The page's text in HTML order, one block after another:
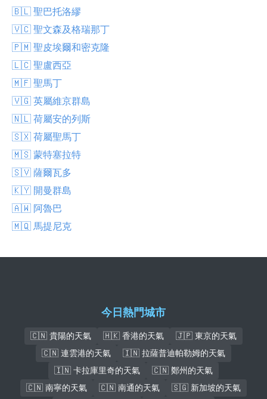
🇧🇱 聖巴托洛繆
🇻🇨 聖文森及格瑞那丁
🇵🇲 聖皮埃爾和密克隆
🇱🇨 聖盧西亞
🇲🇫 聖馬丁
🇻🇬 英屬維京群島
🇳🇱 荷屬安的列斯
🇸🇽 荷屬聖馬丁
🇲🇸 蒙特塞拉特
🇸🇻 薩爾瓦多
🇰🇾 開曼群島
🇦🇼 阿魯巴
🇲🇶 馬提尼克
今日熱門城市
🇨🇳 貴陽的天氣 🇭🇰 香港的天氣
🇯🇵 東京的天氣
🇨🇳 連雲港的天氣
🇮🇳 拉薩普迪帕勒姆的天氣
🇮🇳 卡拉庫里奇的天氣
🇨🇳 鄭州的天氣
🇨🇳 南寧的天氣
🇨🇳 南通的天氣
🇸🇬 新加坡的天氣